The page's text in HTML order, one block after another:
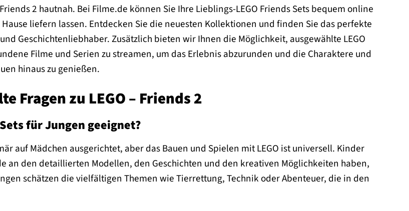
2 hautnah. Bei Filme.de können Sie Ihre Lieblings-LEGO Friends Sets bequem online
liefern lassen. Entdecken Sie die neuesten Kollektionen und finden Sie das perfekte
Geschichtenliebhaber. Zusätzlich bieten wir Ihnen die Möglichkeit, ausgewählte LEGO
Filme und Serien zu streamen, um das Erlebnis abzurunden und die Charaktere und
hinaus zu genießen.
Fragen zu LEGO – Friends 2
für Jungen geeignet?
auf Mädchen ausgerichtet, aber das Bauen und Spielen mit LEGO ist universell. Kinder
an den detaillierten Modellen, den Geschichten und den kreativen Möglichkeiten haben,
schätzen die vielfältigen Themen wie Tierrettung, Technik oder Abenteuer, die in den